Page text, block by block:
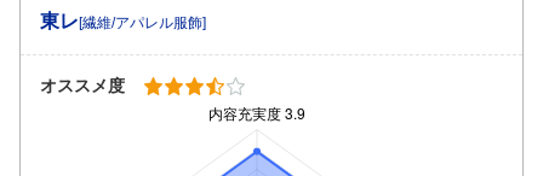
東レ[繊維/アパレル服飾]
オススメ度